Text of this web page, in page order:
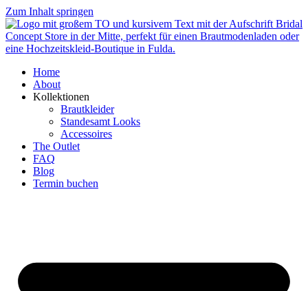
Zum Inhalt springen
Home
About
Kollektionen
Brautkleider
Standesamt Looks
Accessoires
The Outlet
FAQ
Blog
Termin buchen